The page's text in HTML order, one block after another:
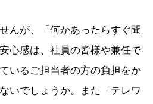
んが、「何かあったらすぐ聞
心感は、社員の皆様や兼任で
いるご担当者の方の負担をか
いでしょうか。また「テレワ